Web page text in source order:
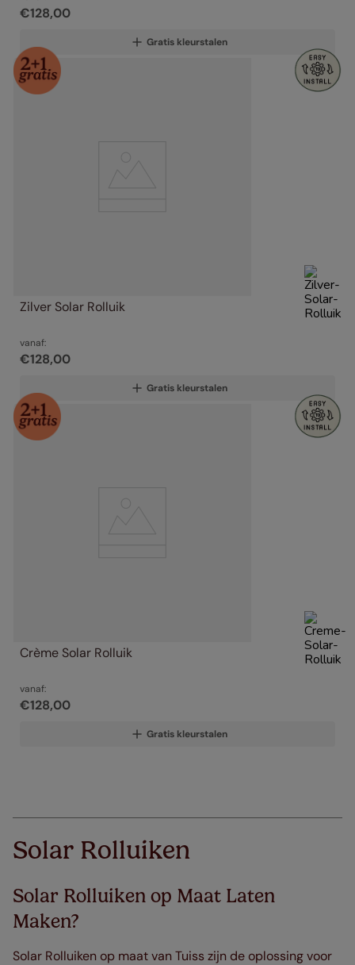
€128,00
Gratis kleurstalen
Zilver Solar Rolluik
vanaf:
€128,00
Gratis kleurstalen
Crème Solar Rolluik
vanaf:
€128,00
Gratis kleurstalen
Solar Rolluiken
Solar Rolluiken op Maat Laten
Maken?
Solar Rolluiken op maat van Tuiss zijn de oplossing voor